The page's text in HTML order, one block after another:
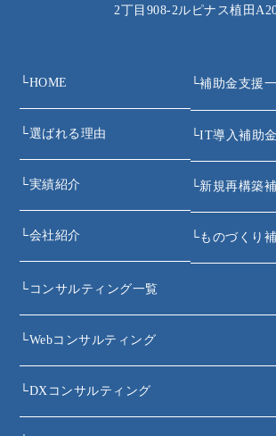
2丁目908‐2ルピナス植田
└HOME
└選ばれる理由
└実績紹介
└会社紹介
└補助金支援
└IT導入補助金
└新規再構築
└ものづくり
└ コンサルティング一覧
└Webコンサルティング
└DXコンサルティング